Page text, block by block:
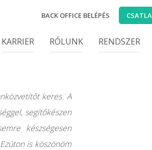
BACK OFFICE BELÉPÉS
KARRIER RÓLUNK RENDSZER
keres. A
segítőkészen
készségesen
is köszönöm